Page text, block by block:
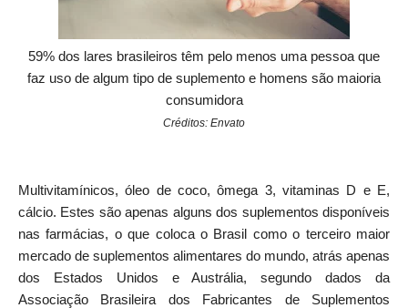
59% dos lares brasileiros têm pelo menos uma pessoa que
faz uso de algum tipo de suplemento e homens são maioria
consumidora
Créditos: Envato
Multivitamínicos, óleo de coco, ômega 3, vitaminas D e E,
cálcio. Estes são apenas alguns dos suplementos disponíveis
nas farmácias, o que coloca o Brasil como o terceiro maior
mercado de suplementos alimentares do mundo, atrás apenas
dos Estados Unidos e Austrália, segundo dados da
Associação Brasileira dos Fabricantes de Suplementos